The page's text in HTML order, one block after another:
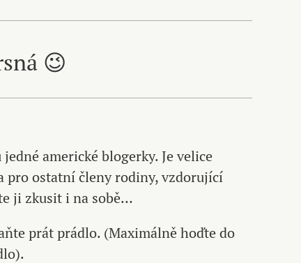
😉
americké blogerky. Je velice
pro ostatní členy rodiny, vzdorující
ji zkusit i na sobě…
prát prádlo. (Maximálně hoďte do